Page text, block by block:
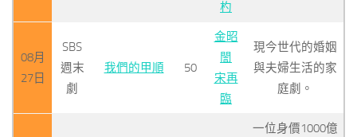
杓
08月
27日
SBS
週末
劇
我們的甲順 50
金昭
誾
宋再
臨
現今世代的婚姻
與夫婦生活的家
庭劇。
一位身價1000億